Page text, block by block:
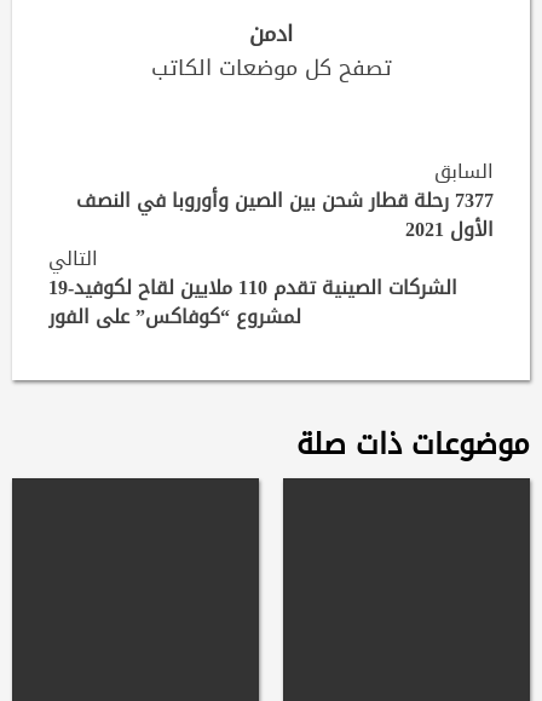
ادمن
تصفح كل موضعات الكاتب
Continue
Reading
السابق
7377 رحلة قطار شحن بين الصين وأوروبا في النصف
الأول 2021
التالي
الشركات الصينية تقدم 110 ملايين لقاح لكوفيد-19
لمشروع “كوفاكس” على الفور
موضوعات ذات صلة